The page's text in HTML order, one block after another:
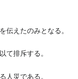
伝えたのみとなる。
て排斥する。
人災である。